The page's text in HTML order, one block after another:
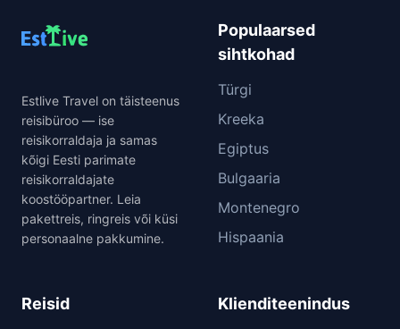
Estlive Travel on täisteenus
reisibüroo — ise
reisikorraldaja ja samas
kõigi Eesti parimate
reisikorraldajate
koostööpartner. Leia
pakettreis, ringreis või küsi
personaalne pakkumine.
Populaarsed
sihtkohad
Türgi
Kreeka
Egiptus
Bulgaaria
Montenegro
Hispaania
Reisid Klienditeenindus